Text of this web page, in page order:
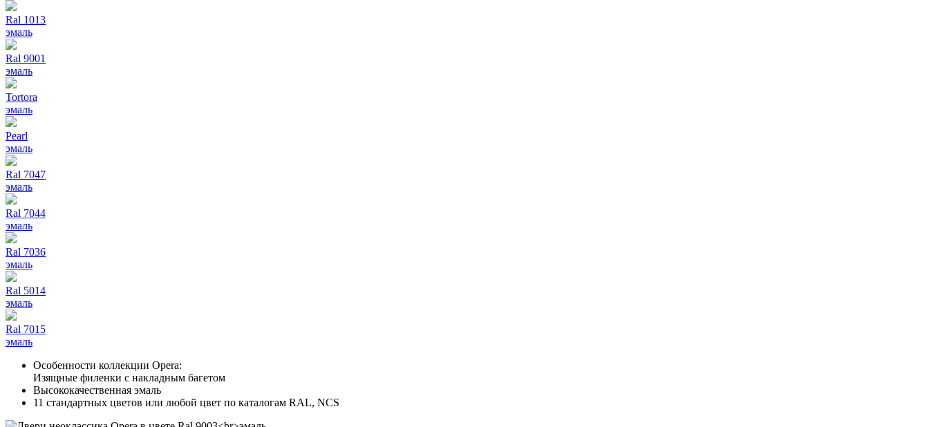
Ral 1013
эмаль
Ral 9001
эмаль
Tortora
эмаль
Pearl
эмаль
Ral 7047
эмаль
Ral 7044
эмаль
Ral 7036
эмаль
Ral 5014
эмаль
Ral 7015
эмаль
Особенности коллекции Opera:
Изящные филенки с накладным багетом
Высококачественная эмаль
11 стандартных цветов или любой цвет по каталогам RAL, NCS